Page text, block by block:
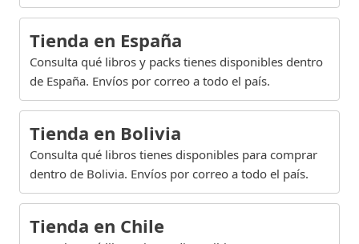
Tienda en España
Consulta qué libros y packs tienes disponibles dentro
de España. Envíos por correo a todo el país.
Tienda en Bolivia
Consulta qué libros tienes disponibles para comprar
dentro de Bolivia. Envíos por correo a todo el país.
Tienda en Chile